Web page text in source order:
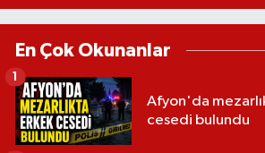
En Çok Okunanlar
Afyon'da
cesedi bulundu
1